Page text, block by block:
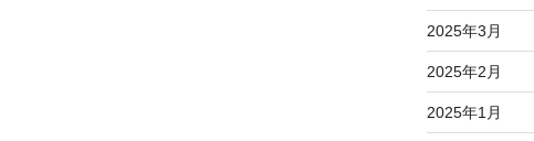
2025年3月
2025年2月
2025年1月